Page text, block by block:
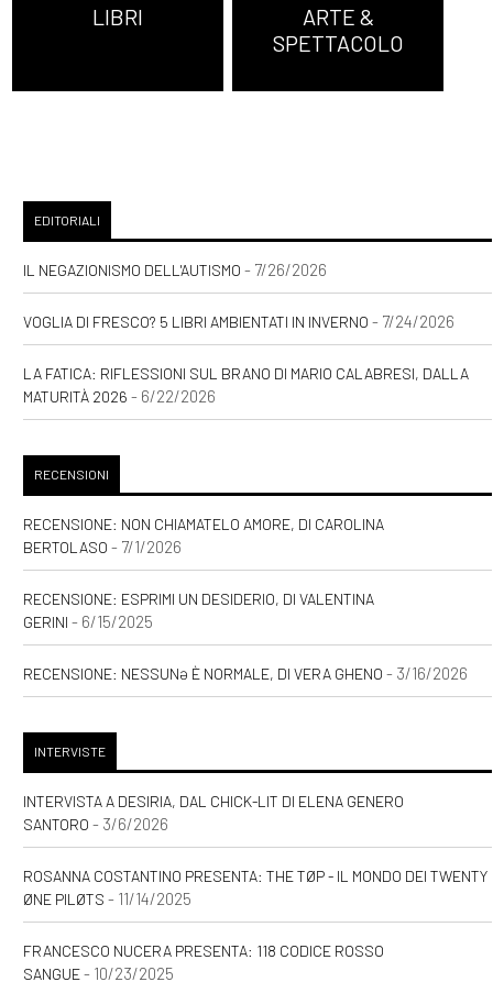
LIBRI
ARTE &
SPETTACOLO
EDITORIALI
IL NEGAZIONISMO DELL'AUTISMO - 7/26/2026
VOGLIA DI FRESCO? 5 LIBRI AMBIENTATI IN INVERNO - 7/24/2026
LA FATICA: RIFLESSIONI SUL BRANO DI MARIO CALABRESI, DALLA
MATURITÀ 2026 - 6/22/2026
RECENSIONI
RECENSIONE: NON CHIAMATELO AMORE, DI CAROLINA
BERTOLASO - 7/1/2026
RECENSIONE: ESPRIMI UN DESIDERIO, DI VALENTINA
GERINI - 6/15/2025
RECENSIONE: NESSUNƏ È NORMALE, DI VERA GHENO - 3/16/2026
INTERVISTE
INTERVISTA A DESIRIA, DAL CHICK-LIT DI ELENA GENERO
SANTORO - 3/6/2026
ROSANNA COSTANTINO PRESENTA: THE TØP - IL MONDO DEI TWENTY
ØNE PILØTS - 11/14/2025
FRANCESCO NUCERA PRESENTA: 118 CODICE ROSSO
SANGUE- 10/23/2025